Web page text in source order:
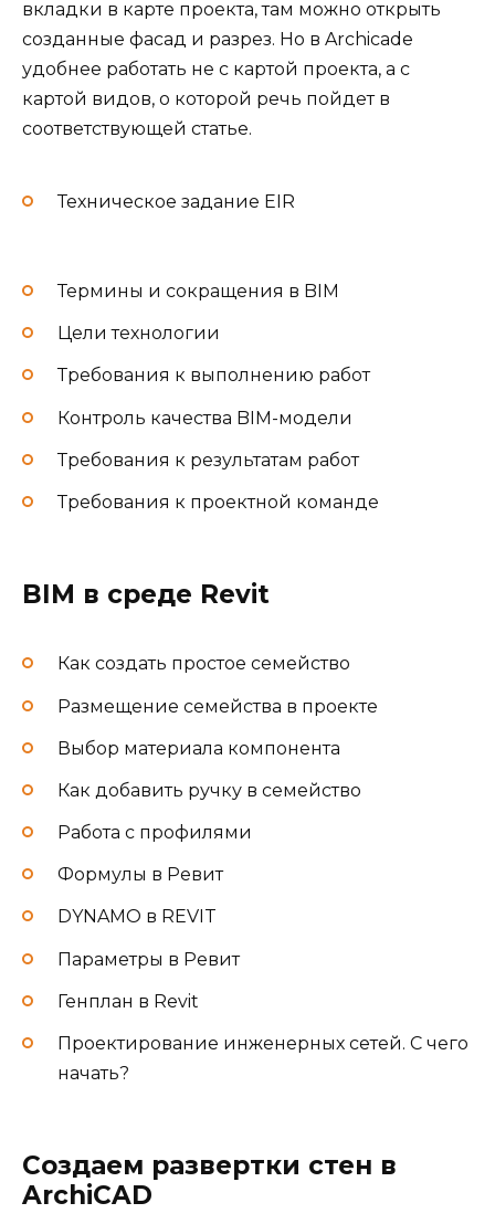
вкладки в карте проекта, там можно открыть
созданные фасад и разрез. Но в Archicade
удобнее работать не с картой проекта, а с
картой видов, о которой речь пойдет в
соответствующей статье.
Техническое задание EIR
Термины и сокращения в BIM
Цели технологии
Требования к выполнению работ
Контроль качества BIM-модели
Требования к результатам работ
Требования к проектной команде
BIM в среде Revit
Как создать простое семейство
Размещение семейства в проекте
Выбор материала компонента
Как добавить ручку в семейство
Работа с профилями
Формулы в Ревит
DYNAMO в REVIT
Параметры в Ревит
Генплан в Revit
Проектирование инженерных сетей. С чего
начать?
Создаем развертки стен в
ArchiCAD